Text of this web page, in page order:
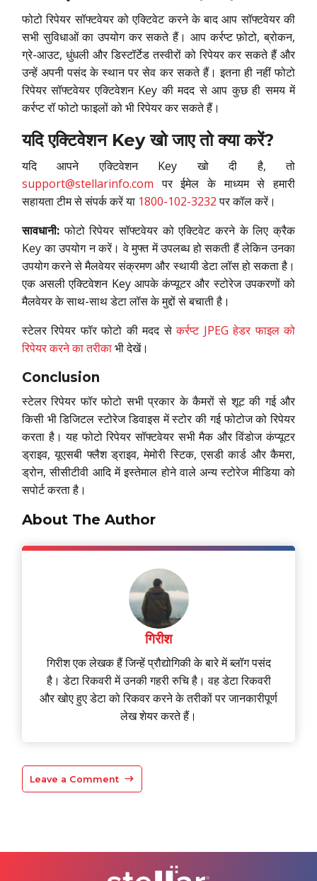
फोटो रिपेयर सॉफ्टवेयर को एक्टिवेट करने के बाद आप सॉफ्टवेयर की
सभी सुविधाओं का उपयोग कर सकते हैं। आप कर्रप्ट फ़ोटो, ब्रोकन,
ग्रे-आउट, धुंधली और डिस्टॉर्टेड तस्वीरों को रिपेयर कर सकते हैं और
उन्हें अपनी पसंद के स्थान पर सेव कर सकते हैं। इतना ही नहीं फोटो
रिपेयर सॉफ्टवेयर एक्टिवेशन Key की मदद से आप कुछ ही समय में
कर्रप्ट रॉ फोटो फाइलों को भी रिपेयर कर सकते हैं।
यदि एक्टिवेशन Key खो जाए तो क्या करें?
यदि आपने एक्टिवेशन Key खो दी है, तो
support@stellarinfo.com पर ईमेल के माध्यम से हमारी
सहायता टीम से संपर्क करें या 1800-102-3232पर कॉल करें।
सावधानी: फोटो रिपेयर सॉफ्टवेयर को एक्टिवेट करने के लिए क्रैक
Key का उपयोग न करें। वे मुफ्त में उपलब्ध हो सकती हैं लेकिन उनका
उपयोग करने से मैलवेयर संक्रमण और स्थायी डेटा लॉस हो सकता है।
एक असली एक्टिवेशन Key आपके कंप्यूटर और स्टोरेज उपकरणों को
मैलवेयर के साथ-साथ डेटा लॉस के मुद्दों से बचाती है।
स्टेलर रिपेयर फॉर फोटो की मदद सेकर्रप्ट JPEG हेडर फाइल को
रिपेयर करने का तरीकाभी देखें।
Conclusion
स्टेलर रिपेयर फॉर फोटो सभी प्रकार के कैमरों से शूट की गई और
किसी भी डिजिटल स्टोरेज डिवाइस में स्टोर की गई फोटोज को रिपेयर
करता है। यह फोटो रिपेयर सॉफ्टवेयर सभी मैक और विंडोज कंप्यूटर
ड्राइव, यूएसबी फ्लैश ड्राइव, मेमोरी स्टिक, एसडी कार्ड और कैमरा,
ड्रोन, सीसीटीवी आदि में इस्तेमाल होने वाले अन्य स्टोरेज मीडिया को
सपोर्ट करता है।
About The Author
गिरीश
गिरीश एक लेखक हैं जिन्हें प्रौद्योगिकी के बारे में ब्लॉग पसंद
है। डेटा रिकवरी में उनकी गहरी रुचि है। वह डेटा रिकवरी
और खोए हुए डेटा को रिकवर करने के तरीकों पर जानकारीपूर्ण
लेख शेयर करते हैं।
Leave a Comment